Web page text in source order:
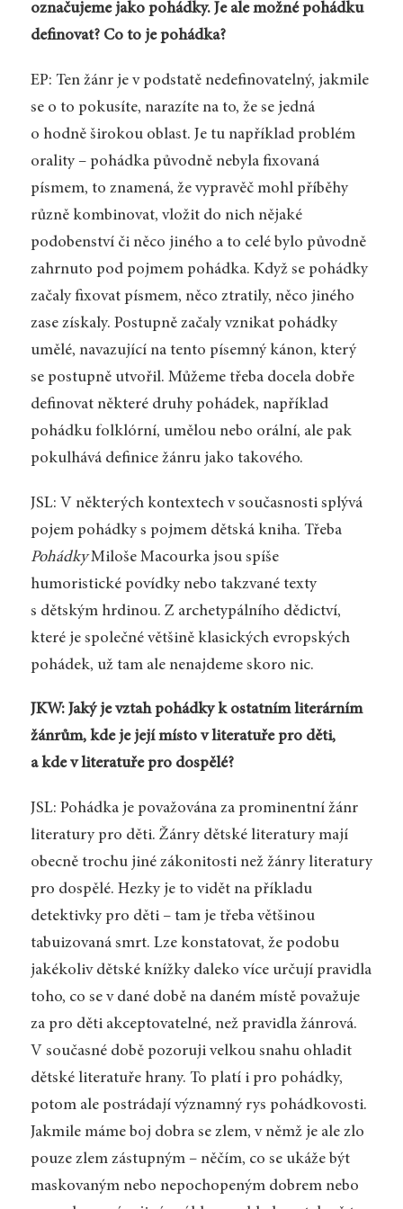
označujeme jako pohádky. Je ale možné pohádku
definovat? Co to je pohádka?
EP: Ten žánr je v podstatě nedefinovatelný, jakmile
se o to pokusíte, narazíte na to, že se jedná
o hodně širokou oblast. Je tu například problém
orality – pohádka původně nebyla fixovaná
písmem, to znamená, že vypravěč mohl příběhy
různě kombinovat, vložit do nich nějaké
podobenství či něco jiného a to celé bylo původně
zahrnuto pod pojmem pohádka. Když se pohádky
začaly fixovat písmem, něco ztratily, něco jiného
zase získaly. Postupně začaly vznikat pohádky
umělé, navazující na tento písemný kánon, který
se postupně utvořil. Můžeme třeba docela dobře
definovat některé druhy pohádek, například
pohádku folklórní, umělou nebo orální, ale pak
pokulhává definice žánru jako takového.
JSL: V některých kontextech v současnosti splývá
pojem pohádky s pojmem dětská kniha. Třeba
PohádkyMiloše Macourka jsou spíše
humoristické povídky nebo takzvané texty
s dětským hrdinou. Z archetypálního dědictví,
které je společné většině klasických evropských
pohádek, už tam ale nenajdeme skoro nic.
JKW: Jaký je vztah pohádky k ostatním literárním
žánrům, kde je její místo v literatuře pro děti,
a kde v literatuře pro dospělé?
JSL: Pohádka je považována za prominentní žánr
literatury pro děti. Žánry dětské literatury mají
obecně trochu jiné zákonitosti než žánry literatury
pro dospělé. Hezky je to vidět na příkladu
detektivky pro děti – tam je třeba většinou
tabuizovaná smrt. Lze konstatovat, že podobu
jakékoliv dětské knížky daleko více určují pravidla
toho, co se v dané době na daném místě považuje
za pro děti akceptovatelné, než pravidla žánrová.
V současné době pozoruji velkou snahu ohladit
dětské literatuře hrany. To platí i pro pohádky,
potom ale postrádají významný rys pohádkovosti.
Jakmile máme boj dobra se zlem, v němž je ale zlo
pouze zlem zástupným – něčím, co se ukáže být
maskovaným nebo nepochopeným dobrem nebo